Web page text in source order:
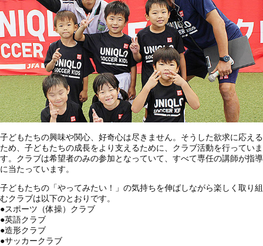
子どもたちの興味や関心、好奇心は尽きません。そうした欲求に応える
ため、子どもたちの成長をより支えるために、クラブ活動を行っていま
す。クラブは希望者のみの参加となっていて、すべて専任の講師が指導
に当たっています。
子どもたちの「やってみたい！」の気持ちを伸ばしながら楽しく取り組
むクラブは以下のとおりです。
●スポーツ（体操）クラブ
●英語クラブ
●造形クラブ
●サッカークラブ